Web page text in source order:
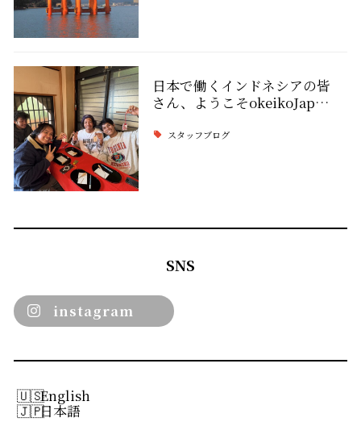
日本で働くインドネシアの皆
さん、ようこそokeikoJap…
スタッフブログ
SNS
instagram
English
日本語